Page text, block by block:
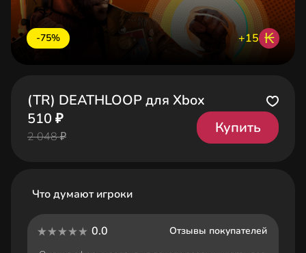
-75% +15 ₭
(TR) DEATHLOOP для Xbox
510 ₽
2 048 ₽
Купить
Что думают игроки
0.0
Отзывы покупателей